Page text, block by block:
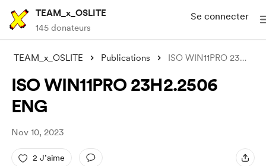
TEAM_x_OSLITE
145 donateurs
Se connecter
TEAM_x_OSLITE Publications ISO WIN11PRO 23H2.2506 ENG
ISO WIN11PRO 23H2.2506
ENG
Nov 10, 2023
2 J’aime